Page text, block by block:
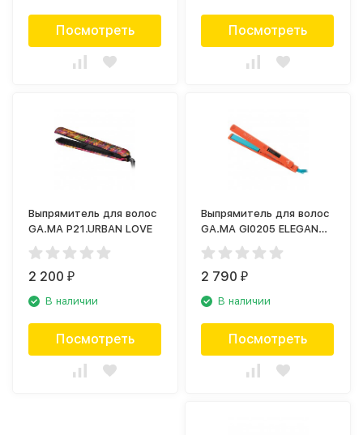
Посмотреть Посмотреть
Выпрямитель для волос
GA.MA P21.URBAN LOVE
2 200₽
В наличии
Посмотреть
Выпрямитель для волос
GA.MA GI0205 ELEGANCE
BLOOM ORANGE
2 790₽
В наличии
Посмотреть